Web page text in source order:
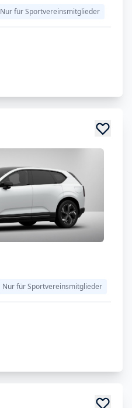
Nur für Sportvereinsmitglieder
Nur für Sportvereinsmitglieder